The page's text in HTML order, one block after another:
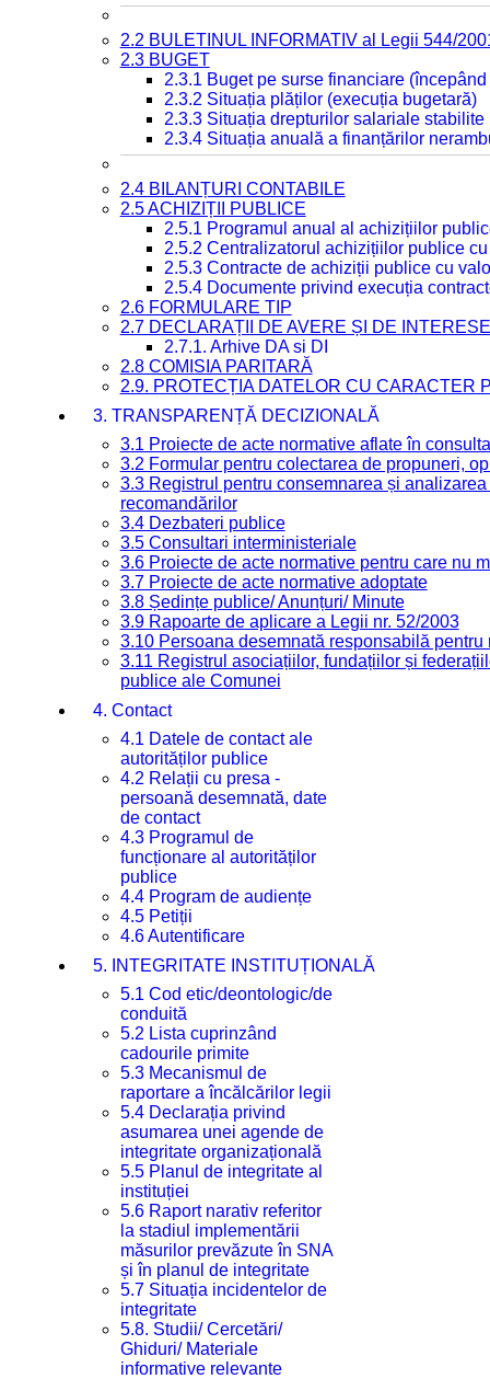
2.2 BULETINUL INFORMATIV al Legii 544/
2.3 BUGET
2.3.1 Buget pe surse financiare
2.3.2 Situația plăților (execuția bugetară)
2.3.3 Situația drepturilor salariale
2.3.4 Situația anuală a finanțărilor
2.4 BILANȚURI CONTABILE
2.5 ACHIZIȚII PUBLICE
2.5.1 Programul anual al achizițiilor
2.5.2 Centralizatorul achizițiilor publice
2.5.3 Contracte de achiziții publice cu
2.5.4 Documente privind execuția
2.6 FORMULARE TIP
2.7 DECLARAȚII DE AVERE ȘI DE INTERESE
2.7.1. Arhive DA si DI
2.8 COMISIA PARITARĂ
2.9. PROTECȚIA DATELOR CU CARACTER
3. TRANSPARENȚĂ DECIZIONALĂ
3.1 Proiecte de acte normative aflate în
3.2 Formular pentru colectarea de propuneri,
3.3 Registrul pentru consemnarea și
recomandărilor
3.4 Dezbateri publice
3.5 Consultari interministeriale
3.6 Proiecte de acte normative pentru care nu
3.7 Proiecte de acte normative adoptate
3.8 Ședințe publice/ Anunțuri/ Minute
3.9 Rapoarte de aplicare a Legii nr. 52/2003
3.10 Persoana desemnată responsabilă
3.11 Registrul asociațiilor, fundațiilor și
publice ale Comunei
4. Contact
4.1 Datele de contact ale
autorităților publice
4.2 Relații cu presa -
persoană desemnată, date
de contact
4.3 Programul de
funcționare al autorităților
publice
4.4 Program de audiențe
4.5 Petiții
4.6 Autentificare
5. INTEGRITATE INSTITUȚIONALĂ
5.1 Cod etic/deontologic/de
conduită
5.2 Lista cuprinzând
cadourile primite
5.3 Mecanismul de
raportare a încălcărilor legii
5.4 Declarația privind
asumarea unei agende de
integritate organizațională
5.5 Planul de integritate al
instituției
5.6 Raport narativ referitor
la stadiul implementării
măsurilor prevăzute în SNA
și în planul de integritate
5.7 Situația incidentelor de
integritate
5.8. Studii/ Cercetări/
Ghiduri/ Materiale
informative relevante